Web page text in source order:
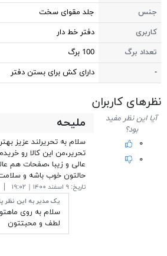
جنس
جلد مقوای سخت
کاربری
دفتر خط دار
تعداد برگ
100 برگ
-
دارای کش برای بستن دفتر
نظر‎های کاربران
آیا این نظر مفید
بود؟
۰
۰
ملیحه
سلام به تحریرلند عزیز
تحریر،من این کالا رو
عالی و زیبا ،صفحات هم
حالتون خوب باشه و
تاریخ: ۹ اسفند ۱۴۰۰ | ۱۹:۰۲
یک مدیر به این نظر
سلام به روی
لطف و محبتتون